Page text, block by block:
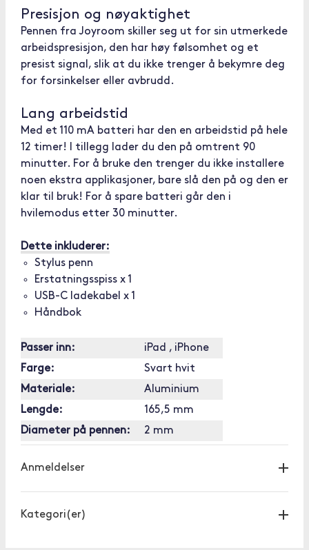
Presisjon og nøyaktighet
Pennen fra Joyroom skiller seg ut for sin utmerkede
arbeidspresisjon, den har høy følsomhet og et
presist signal, slik at du ikke trenger å bekymre deg
for forsinkelser eller avbrudd.
Lang arbeidstid
Med et 110 mA batteri har den en arbeidstid på hele
12 timer! I tillegg lader du den på omtrent 90
minutter. For å bruke den trenger du ikke installere
noen ekstra applikasjoner, bare slå den på og den er
klar til bruk! For å spare batteri går den i
hvilemodus etter 30 minutter.
Dette inkluderer:
Stylus penn
Erstatningsspiss x 1
USB-C ladekabel x 1
Håndbok
Passer inn:
iPad , iPhone
Farge:
Svart hvit
Materiale:
Aluminium
Lengde:
165,5 mm
Diameter på pennen:
2 mm
Anmeldelser
Kategori(er)